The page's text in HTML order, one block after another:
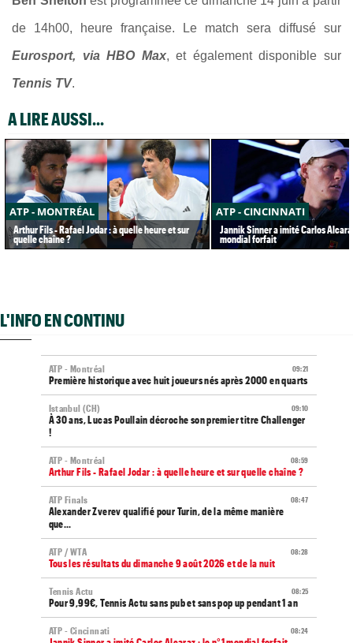
de 14h00, heure française. Le match sera diffusé sur
Eurosport, via HBO Max, et également disponible sur
Tennis TV.
A LIRE AUSSI...
ATP - MONTRÉAL
Arthur Fils - Rafael Jodar : à quelle heure et sur
quelle chaîne ?
ATP - CINCINNATI
Jannik Sinner a imité Carlos
mondial forfait
L'INFO EN CONTINU
09:21
ATP - Montréal
Première historique avec huit joueurs nés après 2000 en quarts
09:10
Istanbul (CH)
À 30 ans, Lucas Poullain décroche son premier titre Challenger
!
08:59
ATP - Montréal
Arthur Fils - Rafael Jodar : à quelle heure et sur quelle chaîne ?
08:47
ATP Finals
Alexander Zverev qualifié pour Turin, de la même manière
que...
08:28
ATP / WTA
Tous les résultats du dimanche 9 août 2026 et de la nuit
08:25
Tennis Actu
Pour 9,99€, Tennis Actu sans pub et sans pop up pendant 1 an
08:24
ATP - Cincinnati